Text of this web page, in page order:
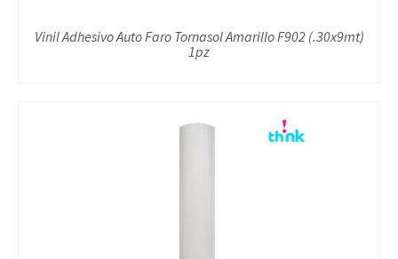
Vinil Adhesivo Auto Faro Tornasol Amarillo F902 (.30x9mt)
1pz